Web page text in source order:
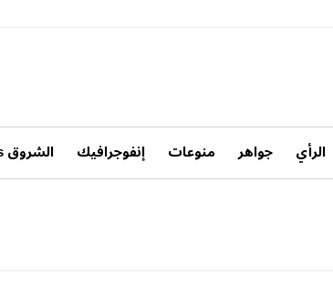
الرأي جواهر منوعات إنفوجرافيك الشروق News